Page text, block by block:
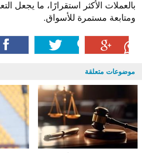
بالعملات الأكثر استقرارًا، ما يجعل
ومتابعة مستمرة للأسواق.
موضوعات متعلقة